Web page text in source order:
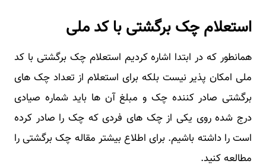
استعلام چک برگشتی با کد ملی
همانطور که در ابتدا اشاره کردیم استعلام چک برگشتی با کد
ملی امکان پذیر نیست بلکه برای استعلام از تعداد چک های
برگشتی صادر کننده چک و مبلغ آن ها باید شماره صیادی
درج شده روی یکی از چک های فردی که چک را صادر کرده
است را داشته باشیم. برای اطلاع بیشتر مقاله چک برگشتی را
مطالعه کنید.